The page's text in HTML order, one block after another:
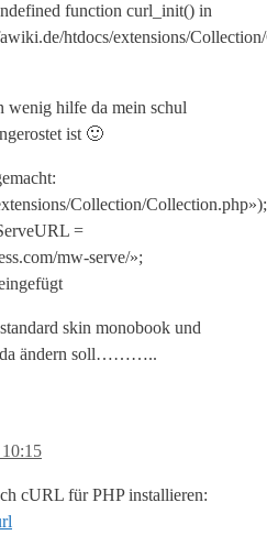
function curl_init() in
htdocs/extensions/
wenig hilfe da mein schul
ist 🙂
Collection/Collection.php»);
=
mw-serve/»;
skin monobook und
da ändern soll………..
cURL für PHP installieren: